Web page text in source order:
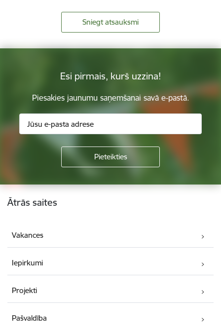
Sniegt atsauksmi
Esi pirmais, kurš uzzina!
Piesakies jaunumu saņemšanai savā e-pastā.
Kājene
Ātrās saites
Vakances
Iepirkumi
Projekti
Pašvaldība